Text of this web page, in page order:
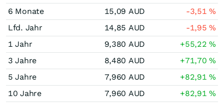
6 Monate
15,09 AUD -3,51%
Lfd. Jahr
14,85 AUD -1,95%
1 Jahr
9,380 AUD +55,22%
3 Jahre
8,480 AUD +71,70%
5 Jahre
7,960 AUD +82,91%
10 Jahre
7,960 AUD +82,91%